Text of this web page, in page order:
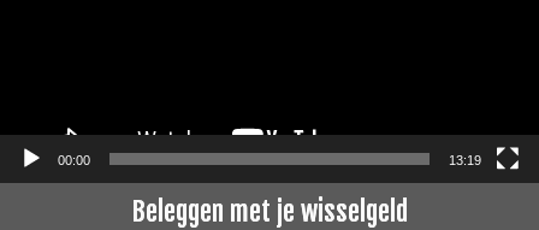
00:00 13:19
Beleggen met je wisselgeld